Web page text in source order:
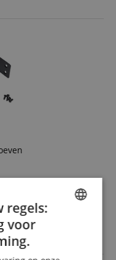
17,99 €
incl. BTW +
(NL)
regels:
voor